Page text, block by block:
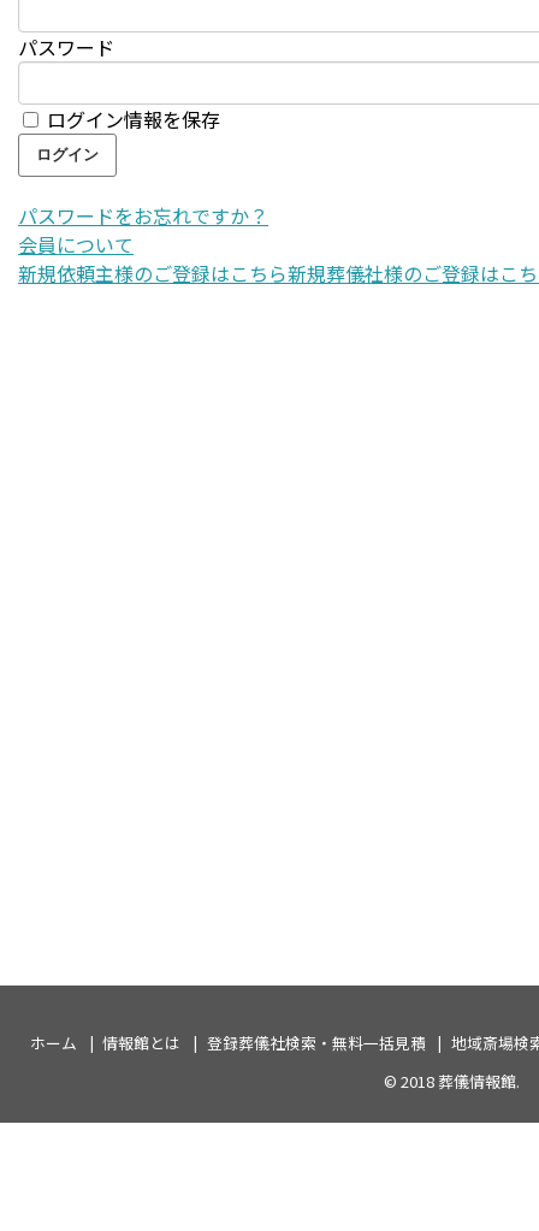
パスワード
ログイン情報を保存
パスワードをお忘れですか？
会員について
新規依頼主様のご登録はこちら新規葬儀社様のご登録はこ
ホーム 情報館とは 登録葬儀社検索・無料一括見積
地域斎場検
© 2018葬儀情報館.